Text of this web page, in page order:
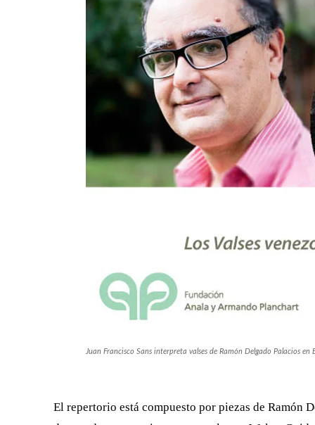
Juan Francisco Sans interpreta valses de Ramón Delgado Palacios en
El repertorio está compuesto por piezas de Ramón